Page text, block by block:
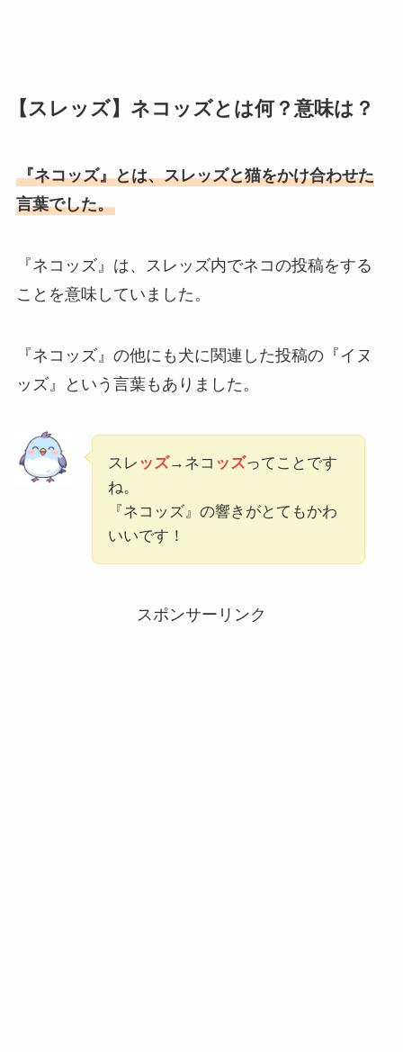
【スレッズ】ネコッズとは何？意味は？
『ネコッズ』とは、スレッズと猫をかけ合わせた
言葉でした。
『ネコッズ』は、スレッズ内でネコの投稿をする
ことを意味していました。
『ネコッズ』の他にも犬に関連した投稿の『イヌ
ッズ』という言葉もありました。
スレ ッズ→ネコ ッズってことです
ね。
『ネコッズ』の響きがとてもかわ
いいです！
スポンサーリンク